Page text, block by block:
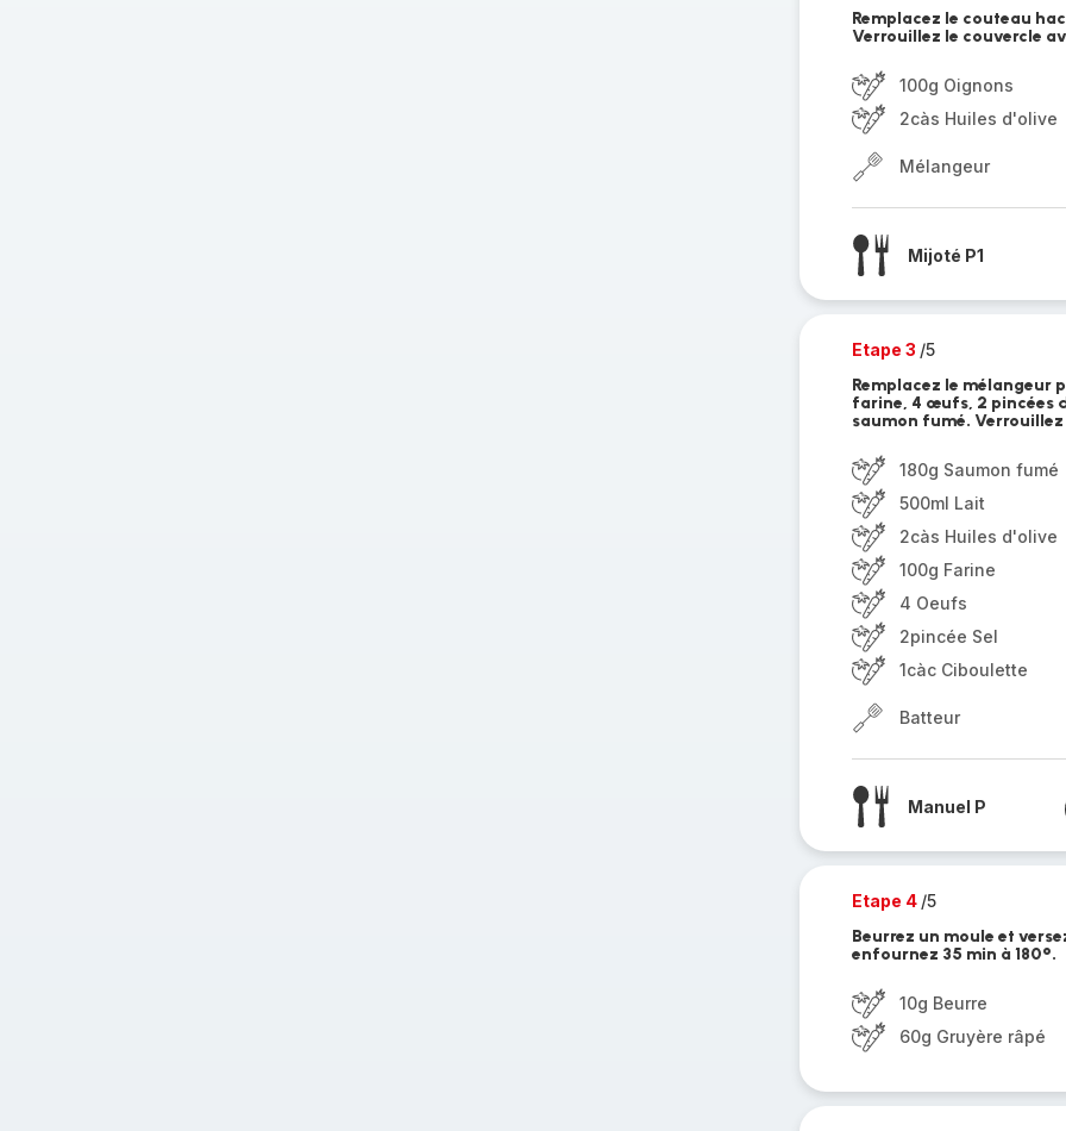
Remplacez le couteau
Verrouillez le couvercle
100g Oignons
2càs Huiles d'olive
Mélangeur
Mijoté P1
Etape 3 /5
Remplacez le mélangeur
farine, 4 œufs, 2 pincées
saumon fumé.
180g Saumon fumé
500ml Lait
2càs Huiles d'olive
100g Farine
4 Oeufs
2pincée Sel
1càc Ciboulette
Batteur
Manuel P
Etape 4 /5
Beurrez un moule et
enfournez 35 min à 180°.
10g Beurre
60g Gruyère râpé